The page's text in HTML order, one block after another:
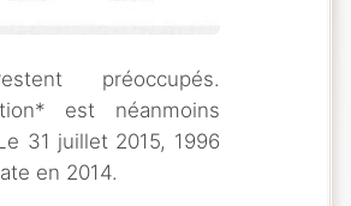
préoccupés.
est néanmoins
31 juillet 2015, 1996
en 2014.